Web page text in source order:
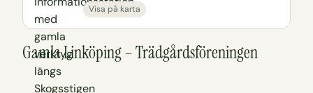
Visa på karta
Gamla Linköping – Trädgårdsföreningen